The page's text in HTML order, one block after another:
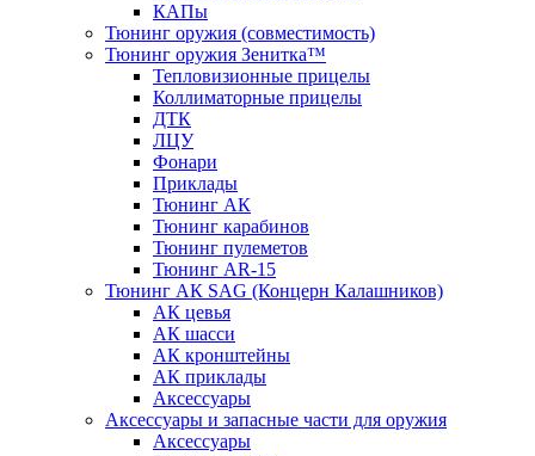
КАПы
Тюнинг оружия (совместимость)
Тюнинг оружия Зенитка™
Тепловизионные прицелы
Коллиматорные прицелы
ДТК
ЛЦУ
Фонари
Приклады
Тюнинг АК
Тюнинг карабинов
Тюнинг пулеметов
Тюнинг AR-15
Тюнинг АК SAG (Концерн Калашников)
АК цевья
АК шасси
АК кронштейны
АК приклады
Аксессуары
Аксессуары и запасные части для оружия
Аксессуары